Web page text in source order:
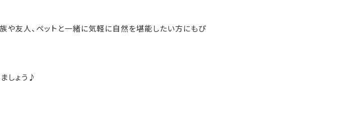
や友人、ペットと一緒に気軽に自然を堪能したい方にもぴ
しょう♪